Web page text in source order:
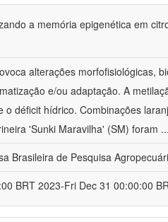
a memória epigenética em
alterações morfofisiológicas,
e/ou adaptação. A
o déficit hídrico. Combinações
'Sunki Maravilha' (SM) foram ...
Brasileira de Pesquisa
BRT 2023-Fri Dec 31 00:00:00